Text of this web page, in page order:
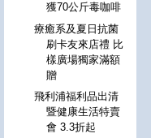
獲70公斤毒咖啡
療癒系及夏日抗菌
刷卡友來店禮 比
樣廣場獨家滿額
贈
飛利浦福利品出清
暨健康生活特賣
會 3.3折起